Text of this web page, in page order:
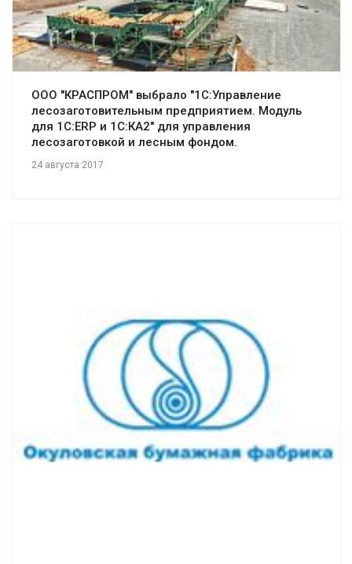
Смотреть проект
ООО "КРАСПРОМ" выбрало "1С:Управление
лесозаготовительным предприятием. Модуль
для 1С:ERP и 1С:КА2" для управления
лесозаготовкой и лесным фондом.
24 августа 2017
Смотреть проект